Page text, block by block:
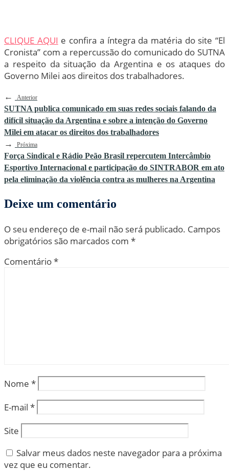
CLIQUE AQUI e confira a íntegra da matéria do site “El
Cronista” com a repercussão do comunicado do SUTNA
a respeito da situação da Argentina e os ataques do
Governo Milei aos direitos dos trabalhadores.
←
Anterior
SUTNA publica comunicado em suas redes sociais falando da
difícil situação da Argentina e sobre a intenção do Governo
Milei em atacar os direitos dos trabalhadores
→ Próxima
Força Sindical e Rádio Peão Brasil repercutem Intercâmbio
Esportivo Internacional e participação do SINTRABOR em ato
pela eliminação da violência contra as mulheres na Argentina
Deixe um comentário
O seu endereço de e-mail não será publicado. Campos
obrigatórios são marcados com *
Comentário*
Nome *
E-mail *
Site
Salvar meus dados neste navegador para a próxima
vez que eu comentar.